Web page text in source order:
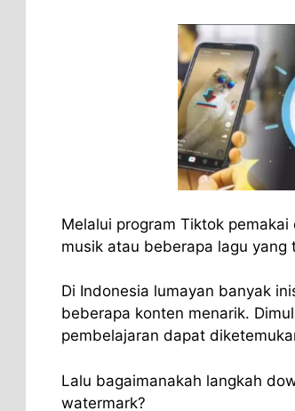
Melalui program Tiktok
musik atau beberapa lagu
Di Indonesia lumayan banyak
beberapa konten menarik.
pembelajaran dapat
Lalu bagaimanakah langkah
watermark?